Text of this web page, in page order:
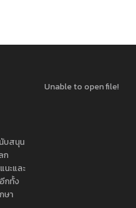
บสนุน
ก
นะและ
กทั้ง
ษา
Unable to open file!